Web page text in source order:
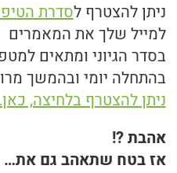
ניתן להצטרף לסדרת
למייל שלך את המאמרים
בסדר הגיוני ומתאים
בהתחלה יומי ובהמשך
ניתן להצטרף בלחיצה,
אהבת ?!
אז בטח שתאהב גם את…